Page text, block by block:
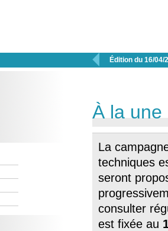
 Édition du 16/04/
À la une
La
techniques
seront
consulter
est fixée au